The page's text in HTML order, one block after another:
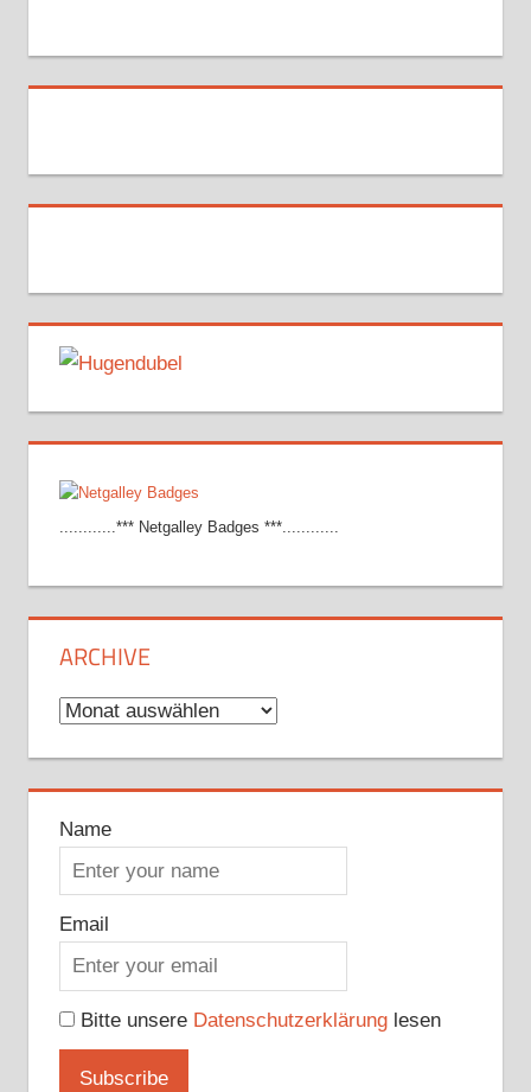
............*** Netgalley Badges ***............
ARCHIVE
Archive
Name
Email
Bitte unsere Datenschutzerklärunglesen